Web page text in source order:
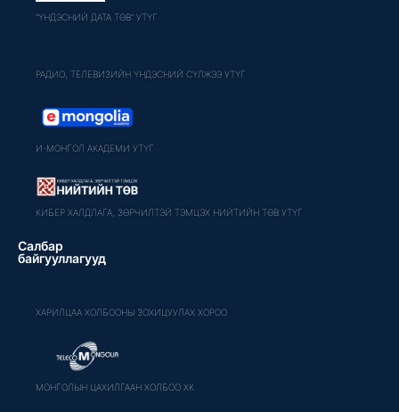
"ҮНДЭСНИЙ ДАТА ТӨВ" УТҮГ
РАДИО, ТЕЛЕВИЗИЙН ҮНДЭСНИЙ СҮЛЖЭЭ УТҮГ
И-МОНГОЛ АКАДЕМИ УТҮГ
КИБЕР ХАЛДЛАГА, ЗӨРЧИЛТЭЙ ТЭМЦЭХ НИЙТИЙН ТӨВ УТҮГ
Салбар
байгууллагууд
ХАРИЛЦАА ХОЛБООНЫ ЗОХИЦУУЛАХ ХОРОО
МОНГОЛЫН ЦАХИЛГААН ХОЛБОО ХК